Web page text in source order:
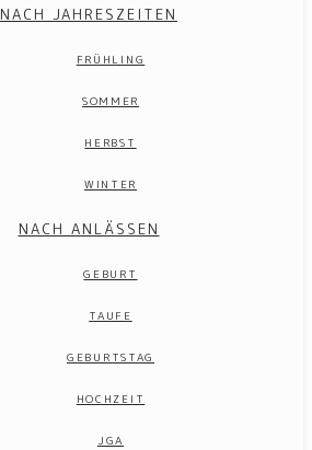
NACH JAHRESZEITEN
FRÜHLING
SOMMER
HERBST
WINTER
NACH ANLÄSSEN
GEBURT
TAUFE
GEBURTSTAG
HOCHZEIT
JGA